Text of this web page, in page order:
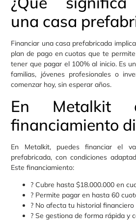
una casa
Financiar una casa prefabricada
plan de pago en cuotas que te
tener que pagar el 100% al inicio. Es
familias, jóvenes profesionales o
comenzar hoy, sin esperar años.
En Metalkit
financiamiento
En Metalkit, puedes financiar el
prefabricada, con condiciones
Este financiamiento:
? Cubre hasta $18.000.000 en
? Permite pagar en hasta 60
? No afecta tu historial financiero
? Se gestiona de forma rápida y